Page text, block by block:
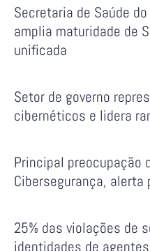
Secretaria de Saúde
amplia maturidade de
unificada
Setor de governo
cibernéticos e lidera
Principal preocupação
Cibersegurança, alerta
25% das violações de
identidades de